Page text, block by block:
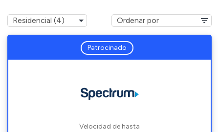
Patrocinado
Velocidad de hasta